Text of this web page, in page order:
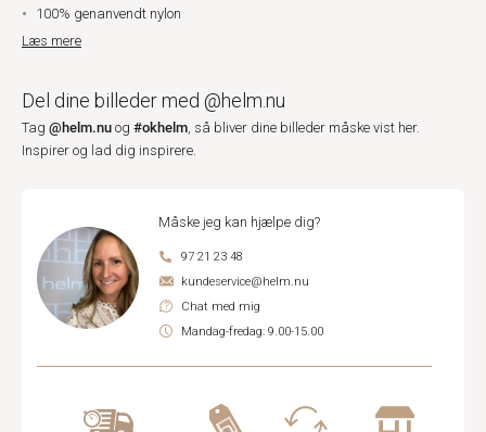
100% genanvendt nylon
Læs mere
Del dine billeder med @helm.nu
Tag @helm.nu og #okhelm, så bliver dine billeder måske vist her.
Inspirer og lad dig inspirere.
Måske jeg kan hjælpe dig?
97 21 23 48
kundeservice@helm.nu
Chat med mig
Mandag-fredag: 9.00-15.00